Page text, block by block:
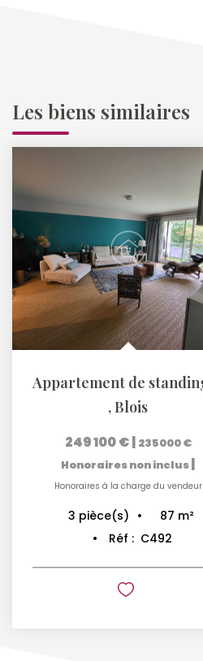
Les biens similaires
,Blois
249 100 €| 235 000 €
Honoraires non inclus|
Honoraires à la charge du vendeur
3 pièce(s) 87 m²
Réf : C492